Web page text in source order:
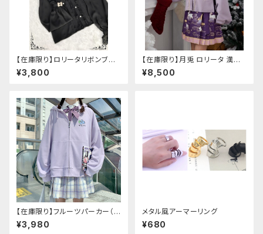
【在庫限り】ロリータリボンブラ
ウス：フリーサイズ
¥3,800
【在庫限り】月兎 ロリータ 漢服
ツーピース セットアップ チャイ
ナ風 華ロリ ロリィタ 刺繍 和柄
¥8,500
【在庫限り】フルーツパーカー（ブ
ルべリ、ブドウ、キウイ、チェリー、
ぶどう
¥3,980
メタル風アーマーリング
¥680